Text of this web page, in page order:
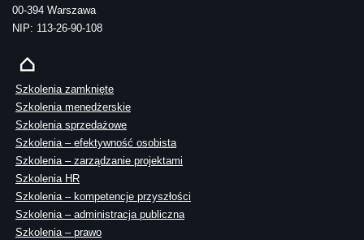
00-394 Warszawa
NIP: 113-26-90-108
Szkolenia zamknięte
Szkolenia menedżerskie
Szkolenia sprzedażowe
Szkolenia – efektywność osobista
Szkolenia – zarządzanie projektami
Szkolenia HR
Szkolenia – kompetencje przyszłości
Szkolenia – administracja publiczna
Szkolenia – prawo